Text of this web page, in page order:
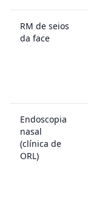
RM de seios
da face
Endoscopia
nasal
(clínica de
ORL)